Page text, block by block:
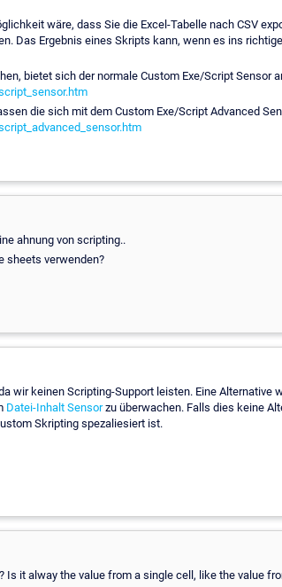
wäre, dass Sie die Excel-Tabelle nach CSV
Das Ergebnis eines Skripts kann, wenn es ins
bietet sich der normale Custom Exe/Script Sensor
die sich mit dem Custom Exe/Script Advanced
ahnung von scripting..
sheets verwenden?
wir keinen Scripting-Support leisten. Eine Alternative
Datei-Inhalt Sensorzu überwachen. Falls dies keine
Skripting spezaliesiert ist.
Is it alway the value from a single cell, like the value